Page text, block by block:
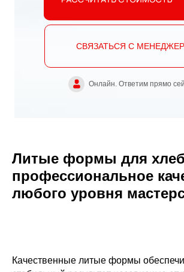
СВЯЗАТЬСЯ С
Онлайн. Ответим прямо
Литые формы для
профессиональное
любого уровня
Качественные литые формы